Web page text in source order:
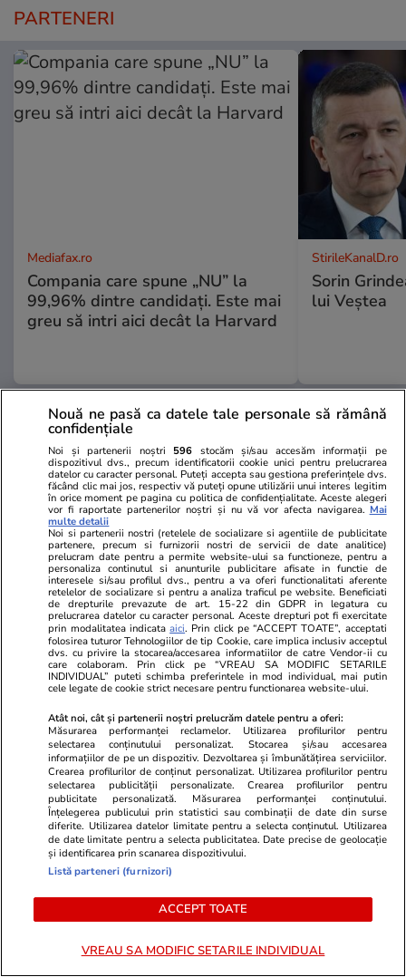
PARTENERI
Mediafax.ro
Compania care spune „NU” la
99,96% dintre candidați. Este mai
greu să intri aici decât la Harvard
StirileKanalD.ro
Sorin
lui Veștea
PROMO
Advertorial
Smart is the new chic: Cum ne
Advertorial
Înscrie-te
PARTENERI
Nouă ne pasă ca datele tale personale să rămână
confidențiale
Noi și partenerii noștri 596 stocăm și/sau accesăm informații pe
dispozitivul dvs., precum identificatorii cookie unici pentru prelucrarea
datelor cu caracter personal. Puteți accepta sau gestiona preferințele dvs.
făcând clic mai jos, respectiv vă puteți opune utilizării unui interes legitim
în orice moment pe pagina cu politica de confidențialitate. Aceste alegeri
vor fi raportate partenerilor noștri și nu vă vor afecta navigarea. Mai
multe detalii
Noi si partenerii nostri (retelele de socializare si agentiile de publicitate
partenere, precum si furnizorii nostri de servicii de date analitice)
prelucram date pentru a permite website-ului sa functioneze, pentru a
personaliza continutul si anunturile publicitare afisate in functie de
interesele si/sau profilul dvs., pentru a va oferi functionalitati aferente
retelelor de socializare si pentru a analiza traficul pe website. Beneficiati
de drepturile prevazute de art. 15-22 din GDPR in legatura cu
prelucrarea datelor cu caracter personal. Aceste drepturi pot fi exercitate
prin modalitatea indicataaici. Prin click pe “ACCEPT TOATE”, acceptati
folosirea tuturor Tehnologiilor de tip Cookie, care implica inclusiv acceptul
dvs. cu privire la stocarea/accesarea informatiilor de catre Vendor-ii cu
care colaboram. Prin click pe “VREAU SA MODIFIC SETARILE
INDIVIDUAL” puteti schimba preferintele in mod individual, mai putin
cele legate de cookie strict necesare pentru functionarea website-ului.
Atât noi, cât și partenerii noștri prelucrăm datele pentru a oferi:
Măsurarea performanței reclamelor. Utilizarea profilurilor pentru
selectarea conținutului personalizat. Stocarea și/sau accesarea
informațiilor de pe un dispozitiv. Dezvoltarea și îmbunătățirea serviciilor.
Crearea profilurilor de conținut personalizat. Utilizarea profilurilor pentru
selectarea publicității personalizate. Crearea profilurilor pentru
publicitate personalizată. Măsurarea performanței conținutului.
Înțelegerea publicului prin statistici sau combinații de date din surse
diferite. Utilizarea datelor limitate pentru a selecta conținutul. Utilizarea
de date limitate pentru a selecta publicitatea. Date precise de geolocație
și identificarea prin scanarea dispozitivului.
Listă parteneri (furnizori)
ACCEPT TOATE
VREAU SA MODIFIC SETARILE INDIVIDUAL